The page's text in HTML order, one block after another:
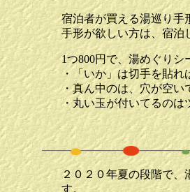
宿泊者が買える湯巡り手
手形が欲しい方は、宿泊
1つ800円で、湯めぐり
・「いか」は切手を貼れ
・真ん中のは、穴が空い
・丸い玉が付いてるのは
２０２０年夏の段階で、
す。